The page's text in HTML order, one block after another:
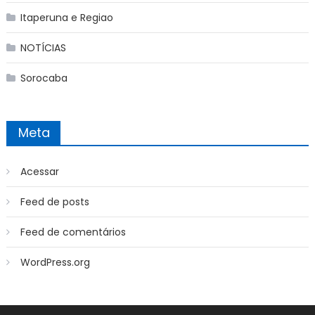
Itaperuna e Regiao
NOTÍCIAS
Sorocaba
Meta
Acessar
Feed de posts
Feed de comentários
WordPress.org